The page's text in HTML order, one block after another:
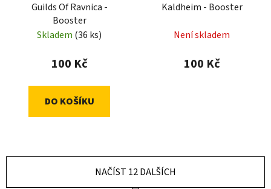
Guilds Of Ravnica -
Booster
Skladem (36 ks)
100 Kč
DO KOŠÍKU
Kaldheim - Booster
Není skladem
100 Kč
NAČÍST 12 DALŠÍCH